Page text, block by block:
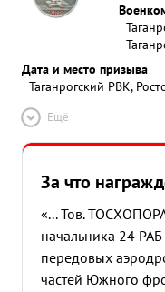
Дата и место призыва
Таганрогский РВК,
Ещё
За что
«... Тов.
начальника 24
передовых
частей Южного